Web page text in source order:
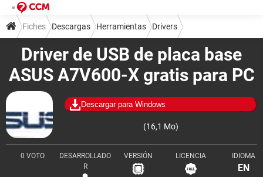
Driver de USB de placa base
ASUS A7V600-X gratis para PC
Descargar para Windows
(16,1 Mo)
0 VOTO
DESARROLLADO
R
VERSIÓN LICENCIA IDIOMA
EN
Fiches Descargas Herramientas Drivers